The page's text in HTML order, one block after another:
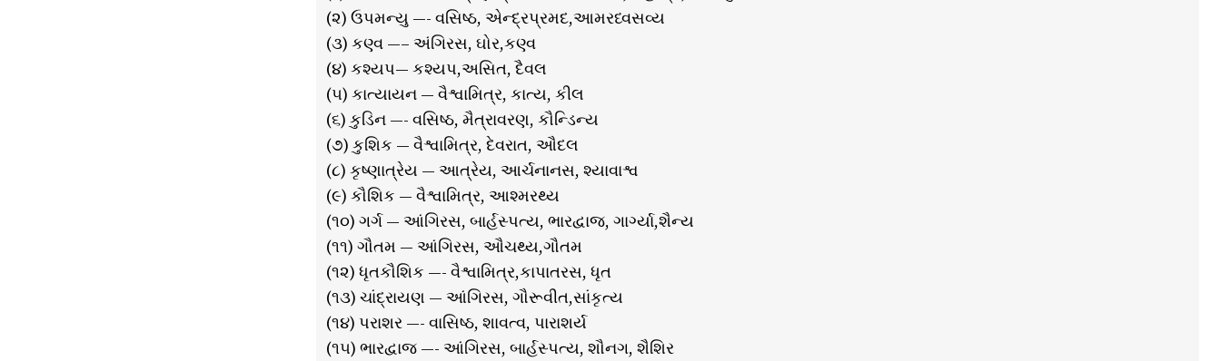
(૨) ઉપમન્યુ —- વસિષ્ઠ, એન્દ્રપ્રમદ,આમરધ્વસવ્ય
(૩) કણ્વ —– અંગિરસ, ઘોર,કણ્વ
(૪) કશ્યપ— કશ્યપ,અસિત, દૈવલ
(૫) કાત્યાયન — વૈશ્વામિત્ર, કાત્ય, કીલ
(૬) કુડિન —- વસિષ્ઠ, મૈત્રાવરણ, કૌન્ડિન્ય
(૭) કુશિક — વૈશ્વામિત્ર, દેવરાત, ઔદલ
(૮) કૃષ્ણાત્રેય — આત્રેય, આર્ચનાનસ, શ્યાવાશ્વ
(૯) કૌશિક — વૈશ્વામિત્ર, આશ્મરથ્ય
(૧૦) ગર્ગ — આંગિરસ, બાર્હસ્પત્ય, ભારદ્વાજ, ગાર્ગ્યા,શૈન્ય
(૧૧) ગૌતમ — આંગિરસ, ઔચથ્ય,ગૌતમ
(૧૨) ધૃતકૌશિક —- વૈશ્વામિત્ર,કાપાતરસ, ધૃત
(૧૩) ચાંદ્રાયણ — આંગિરસ, ગૌરૂવીત,સાંકૃત્ય
(૧૪) પરાશર —- વાસિષ્ઠ, શાવત્વ, પારાશર્ય
(૧૫) ભારદ્વાજ —- આંગિરસ, બાર્હસ્પત્ય, શૌનગ, શૈશિર